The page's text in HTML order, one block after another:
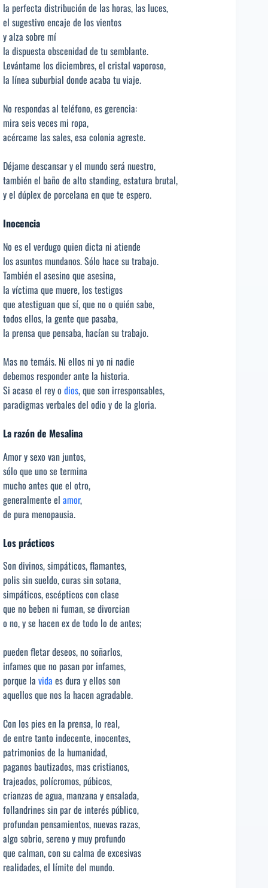
la perfecta distribución de las horas, las luces,
el sugestivo encaje de los vientos
y alza sobre mí
la dispuesta obscenidad de tu semblante.
Levántame los diciembres, el cristal vaporoso,
la línea suburbial donde acaba tu viaje.
No respondas al teléfono, es gerencia:
mira seis veces mi ropa,
acércame las sales, esa colonia agreste.
Déjame descansar y el mundo será nuestro,
también el baño de alto standing, estatura brutal,
y el dúplex de porcelana en que te espero.
Inocencia
No es el verdugo quien dicta ni atiende
los asuntos mundanos. Sólo hace su trabajo.
También el asesino que asesina,
la víctima que muere, los testigos
que atestiguan que sí, que no o quién sabe,
todos ellos, la gente que pasaba,
la prensa que pensaba, hacían su trabajo.
Mas no temáis. Ni ellos ni yo ni nadie
debemos responder ante la historia.
Si acaso el rey o dios, que son irresponsables,
paradigmas verbales del odio y de la gloria.
La razón de Mesalina
Amor y sexo van juntos,
sólo que uno se termina
mucho antes que el otro,
generalmente el amor,
de pura menopausia.
Los prácticos
Son divinos, simpáticos, flamantes,
polis sin sueldo, curas sin sotana,
simpáticos, escépticos con clase
que no beben ni fuman, se divorcian
o no, y se hacen ex de todo lo de antes;
pueden fletar deseos, no soñarlos,
infames que no pasan por infames,
porque la vida es dura y ellos son
aquellos que nos la hacen agradable.
Con los pies en la prensa, lo real,
de entre tanto indecente, inocentes,
patrimonios de la humanidad,
paganos bautizados, mas cristianos,
trajeados, polícromos, púbicos,
crianzas de agua, manzana y ensalada,
follandrines sin par de interés público,
profundan pensamientos, nuevas razas,
algo sobrio, sereno y muy profundo
que calman, con su calma de excesivas
realidades, el límite del mundo.